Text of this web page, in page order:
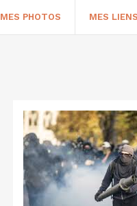
MES PHOTOS MES LIENS